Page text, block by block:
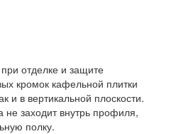
отделке и защите
кромок кафельной плитки
и в вертикальной плоскости.
не заходит внутрь профиля,
полку.